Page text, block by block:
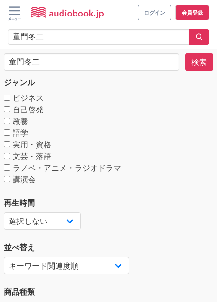
ログイン 会員登録
検索
ジャンル
ビジネス
自己啓発
教養
語学
実用・資格
文芸・落語
ラノベ・アニメ・ラジオドラマ
講演会
再生時間
並べ替え
商品種類